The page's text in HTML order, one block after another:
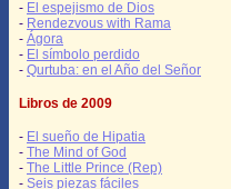
- El espejismo de Dios
- Rendezvous with Rama
- Ágora
- El símbolo perdido
- Qurtuba: en el Año del Señor
Libros de 2009
- El sueño de Hipatia
- The Mind of God
- The Little Prince (Rep)
- Seis piezas fáciles